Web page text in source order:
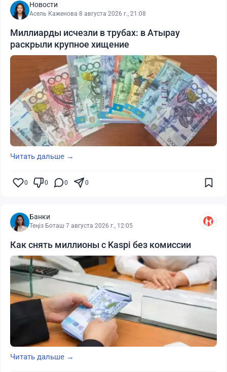
Новости
Асель Каженова·8 августа 2026 г., 21:08
Миллиарды исчезли в трубах: в Атырау
раскрыли крупное хищение
Читать дальше →
0 0 0 0
Банки
Теңіз Боташ·7 августа 2026 г., 12:05
Как снять миллионы с Kaspi без комиссии
Читать дальше →